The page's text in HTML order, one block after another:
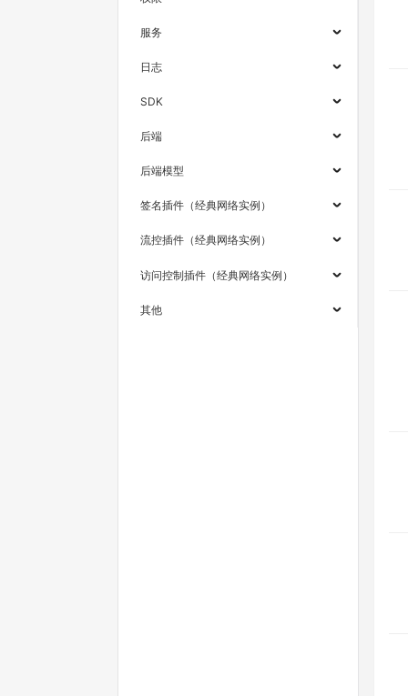
服务
日志
SDK
后端
后端模型
签名插件（经典网络实例）
流控插件（经典网络实例）
访问控制插件（经典网络实例）
其他